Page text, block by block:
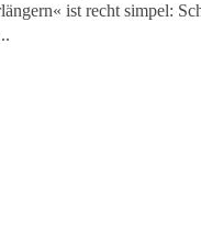
ist recht simpel: